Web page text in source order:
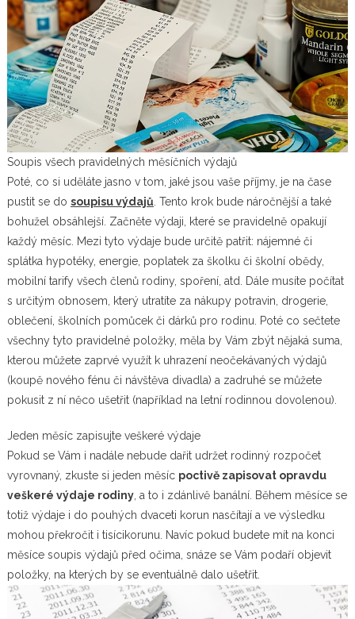
Soupis všech pravidelných měsíčních výdajů
Poté, co si uděláte jasno v tom, jaké jsou vaše příjmy, je na čase
pustit se do soupisu výdajů . Tento krok bude náročnější a také
bohužel obsáhlejší. Začněte výdaji, které se pravidelně opakují
každý měsíc. Mezi tyto výdaje bude určitě patřit: nájemné či
splátka hypotéky, energie, poplatek za školku či školní obědy,
mobilní tarify všech členů rodiny, spoření, atd. Dále musíte počítat
s určitým obnosem, který utratíte za nákupy potravin, drogerie,
oblečení, školních pomůcek či dárků pro rodinu. Poté co sečtete
všechny tyto pravidelné položky, měla by Vám zbýt nějaká suma,
kterou můžete zaprvé využít k uhrazení neočekávaných výdajů
(koupě nového fénu či návštěva divadla) a zadruhé se můžete
pokusit z ní něco ušetřit (například na letní rodinnou dovolenou).
Jeden měsíc zapisujte veškeré výdaje
Pokud se Vám i nadále nebude dařit udržet rodinný rozpočet
vyrovnaný, zkuste si jeden měsíc poctivě zapisovat opravdu
veškeré výdaje rodiny, a to i zdánlivě banální. Během měsíce se
totiž výdaje i do pouhých dvaceti korun nasčítají a ve výsledku
mohou překročit i tisícikorunu. Navíc pokud budete mít na konci
měsíce soupis výdajů před očima, snáze se Vám podaří objevit
položky, na kterých by se eventuálně dalo ušetřit.